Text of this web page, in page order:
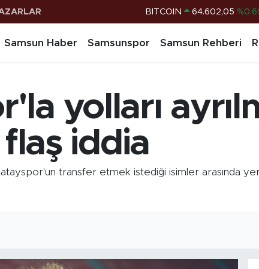
DOLAR 47,6006
BİST100 13.768
BITCOIN 64.602,05
Samsun Haber Samsunspor Samsun Rehberi
yolları
iddia
transfer etmek istediği isimler arasında yer